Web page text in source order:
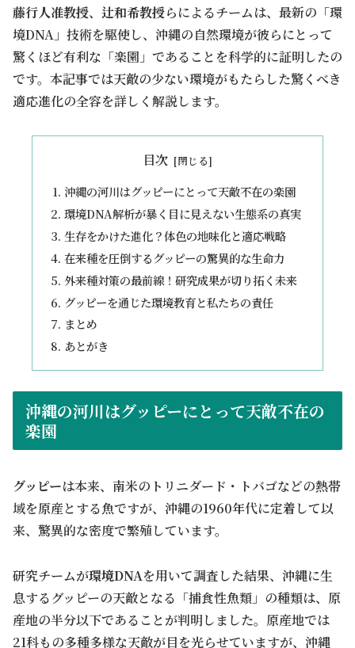
藤行人准教授、 辻和希教授らによるチームは、最新の「環
境DNA」技術を駆使し、沖縄の自然環境が彼らにとって
驚くほど有利な「楽園」であることを科学的に証明したの
です。本記事では天敵の少ない環境がもたらした驚くべき
適応進化の全容を詳しく解説します。
目次
沖縄の河川はグッピーにとって天敵不在の楽園
環境DNA解析が暴く目に見えない生態系の真実
生存をかけた進化？体色の地味化と適応戦略
在来種を圧倒するグッピーの驚異的な生命力
外来種対策の最前線！研究成果が切り拓く未来
グッピーを通じた環境教育と私たちの責任
まとめ
あとがき
沖縄の河川はグッピーにとって天敵不在の
楽園
グッピーは本来、南米のトリニダード・トバゴなどの熱帯
域を原産とする魚ですが、沖縄の1960年代に定着して以
来、驚異的な密度で繁殖しています。
研究チームが環境DNAを用いて調査した結果、沖縄に生
息するグッピーの天敵となる「捕食性魚類」の種類は、原
産地の半分以下であることが判明しました。原産地では
21科もの多種多様な天敵が目を光らせていますが、沖縄